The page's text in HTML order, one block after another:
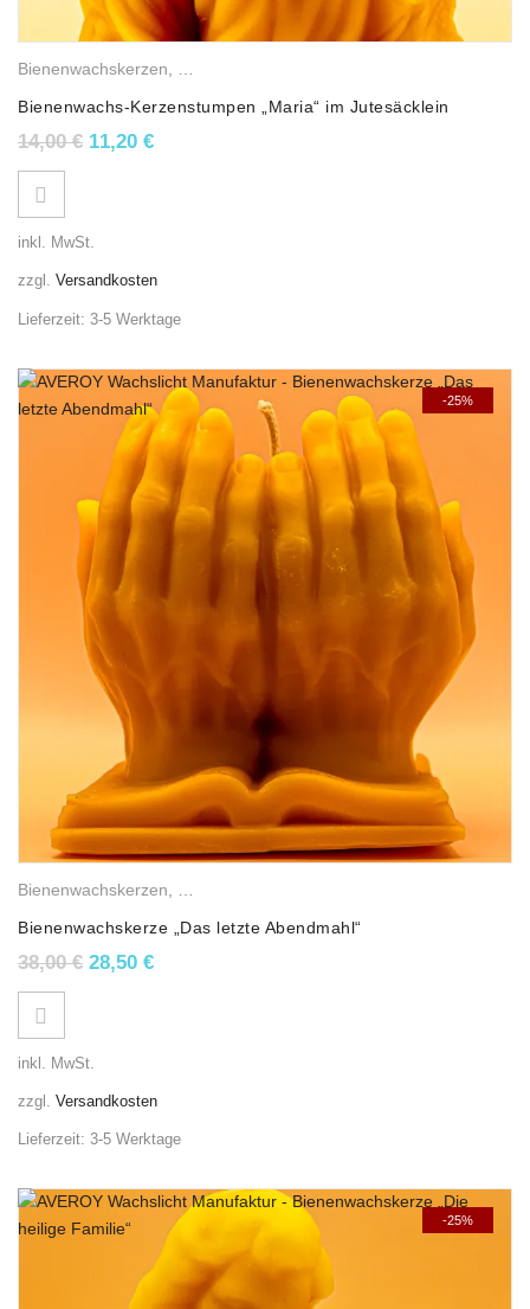
Bienenwachskerzen
Bienenwachs-Kerzenstumpen „Maria“ im Jutesäcklein
14,00€ Ursprünglicher Preis war: 14,00 €
11,20 €Aktueller Preis ist: 11,20 €.
inkl. MwSt.
zzgl. Versandkosten
Lieferzeit: 3-5 Werktage
-25%
Bienenwachskerzen
Bienenwachskerze „Das letzte Abendmahl“
38,00€ Ursprünglicher Preis war: 38,00 €
28,50 €Aktueller Preis ist: 28,50 €.
inkl. MwSt.
zzgl. Versandkosten
Lieferzeit: 3-5 Werktage
-25%